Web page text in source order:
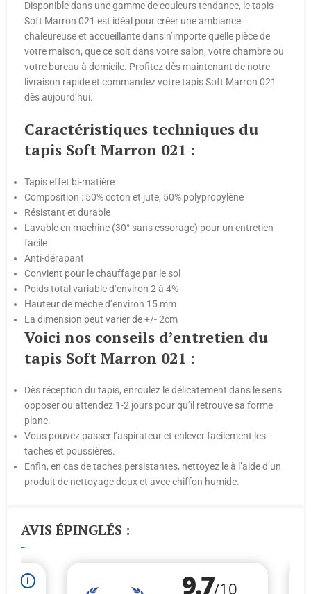
Disponible dans une gamme de couleurs tendance, le tapis
Soft Marron 021 est idéal pour créer une ambiance
chaleureuse et accueillante dans n’importe quelle pièce de
votre maison, que ce soit dans votre salon, votre chambre ou
votre bureau à domicile. Profitez dès maintenant de notre
livraison rapide et commandez votre tapis Soft Marron 021
dès aujourd’hui.
Caractéristiques techniques du
tapis Soft Marron 021 :
Tapis effet bi-matière
Composition : 50% coton et jute, 50% polypropylène
Résistant et durable
Lavable en machine (30° sans essorage) pour un entretien
facile
Anti-dérapant
Convient pour le chauffage par le sol
Poids total variable d’environ 2 à 4%
Hauteur de mèche d’environ 15 mm
La dimension peut varier de +/- 2cm
Voici nos conseils d’entretien du
tapis Soft Marron 021 :
Dès réception du tapis, enroulez le délicatement dans le sens
opposer ou attendez 1-2 jours pour qu’il retrouve sa forme
plane.
Vous pouvez passer l’aspirateur et enlever facilement les
taches et poussières.
Enfin, en cas de taches persistantes, nettoyez le à l’aide d’un
produit de nettoyage doux et avec chiffon humide.
AVIS ÉPINGLÉS :